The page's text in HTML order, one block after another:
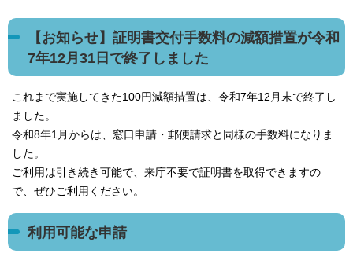
【お知らせ】証明書交付手数料の減額措置が令和
7年12月31日で終了しました
これまで実施してきた100円減額措置は、令和7年12月末で終了し
ました。
令和8年1月からは、窓口申請・郵便請求と同様の手数料になりま
した。
ご利用は引き続き可能で、来庁不要で証明書を取得できますの
で、ぜひご利用ください。
利用可能な申請